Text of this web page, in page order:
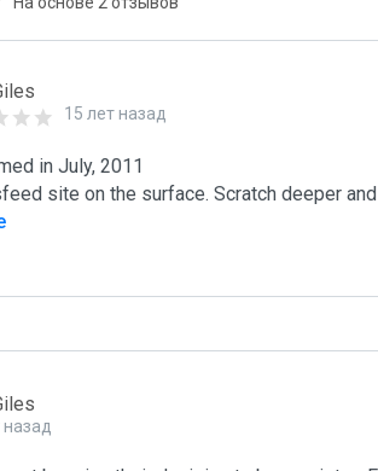
15 лет назад
in July, 2011
site on the surface. Scratch deeper
назад